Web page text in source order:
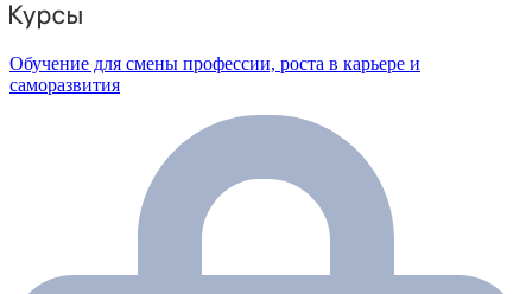
Обучение для смены профессии, роста в карьере и
саморазвития